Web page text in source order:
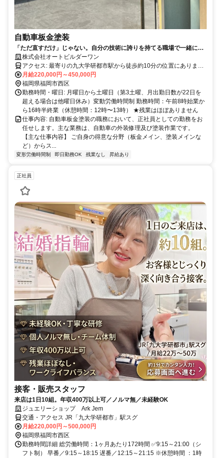
自動車板金塗装
「ただ直すだけ」じゃない。自分の技術に誇りを持てる職場で一緒に働
きませんか？/16時半終業/経験者優遇/昇給賞与
株式会社オートビルダーワン
アクセス: 最寄りの九大学研都市駅から徒歩約10分の位置にありま
す。
月給220,000円～450,000円
福岡県福岡市西区
勤務時間・曜日: 月曜日から土曜日（第3土曜、月出勤日数が22日を
超える場合は他曜日休み）変動労働時間制 勤務時間：午前8時始業か
ら16時半終業（休憩時間：12時〜13時） ★残業はほぼありません
仕事内容: 自動車板金塗装の職務において、正社員としての勤務をお
任せします。主な業務は、自動車の外装修理及び塗装作業です。
【主な仕事内容】 ご自身の得意な分野（板金メイン、塗装メインな
ど）からス...
変形労働時間制 即日勤務OK 残業なし 昇給あり
正社員
接客・販売スタッフ
来店は1日10組。年収400万以上可／ノルマ無／未経験OK
ジュエリーショップ Ark Jem
交通・アクセス JR「九大学研都市」駅スグ
月給220,000円～500,000円
福岡県福岡市西区
勤務時間詳細 総労働時間：1ヶ月あたり172時間 ✅9:15～21:00（シ
フト制） 早番／9:15～18:15 遅番／12:15～21:15 ※休憩時間 ：1時